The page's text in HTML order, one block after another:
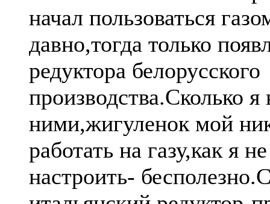
начал пользоваться
давно,тогда только
редуктора белорусского
производства.Сколько
ними,жигуленок мой
работать на газу,как я
настроить-